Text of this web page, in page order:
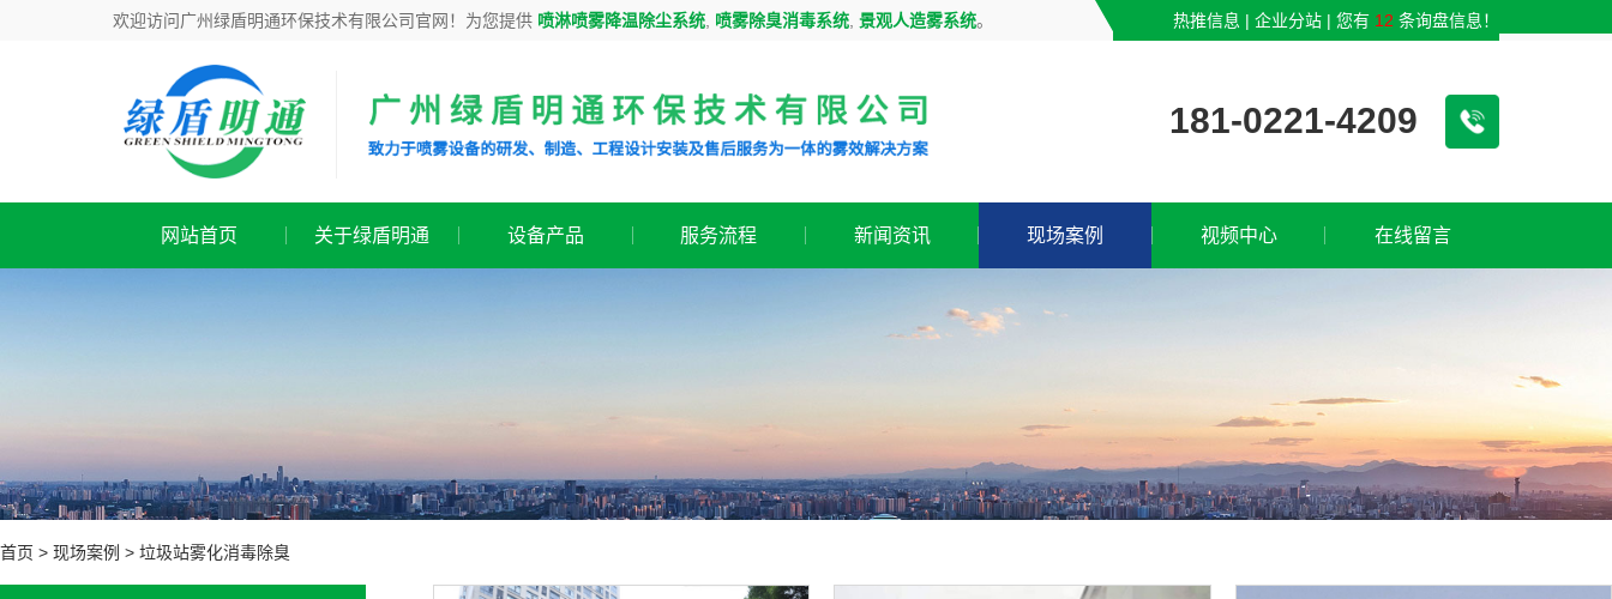
欢迎访问广州绿盾明通环保技术有限公司官网！为您提供 喷淋喷雾降温除尘系统 喷雾除臭消毒系统 ,景观人造雾系统。 热推信息 | 企业分站| 您有12 条询盘信息！
181-0221-4209
网站首页 关于绿盾明通 设备产品 服务流程 新闻资讯 现场案例 视频中心 在线留言
首页 > 现场案例 > 垃圾站雾化消毒除臭